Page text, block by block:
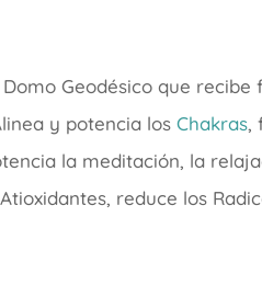
Geodésico que
y potencia losChakras,
la meditación, la
reduce los